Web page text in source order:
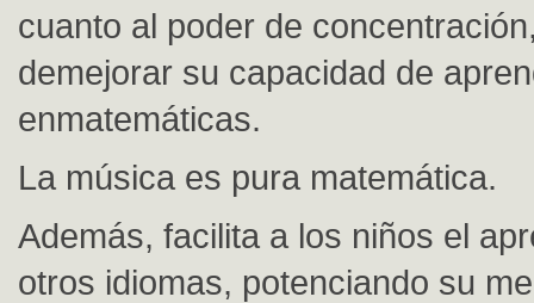
cuanto al poder de
demejorar su capacidad de
enmatemáticas.
La música es pura matemática.
Además, facilita a los niños el
otros idiomas, potenciando su